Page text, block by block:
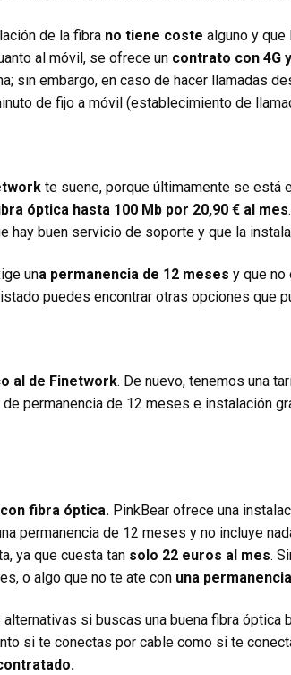
de la fibra no tiene coste alguno y que
al móvil, se ofrece un contrato con 4G
sin embargo, en caso de hacer llamadas
de fijo a móvil (establecimiento de
te suene, porque últimamente se está
óptica hasta 100 Mb por 20,90 € al mes
hay buen servicio de soporte y que la
una permanencia de 12 meses y que
puedes encontrar otras opciones que
al de Finetwork. De nuevo, tenemos una
permanencia de 12 meses e instalación
fibra óptica. PinkBear ofrece una
permanencia de 12 meses y no incluye
ya que cuesta tan solo 22 euros al mes.
o algo que no te ate con una
si buscas una buena fibra óptica
si te conectas por cable como si te